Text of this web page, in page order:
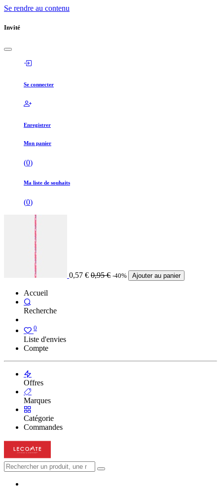
Se rendre au contenu
Invité
Se connecter
Enregistrer
Mon panier
(0)
Ma liste de souhaits
(0)
0,57 € 0,95€ -40% Ajouter au panier
Accueil
Recherche
0
Liste d'envies
Compte
Offres
Marques
Catégorie
Commandes